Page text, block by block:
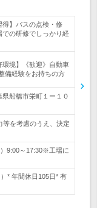
得】バスの点検・修
の研修でしっかり経
環境】《歓迎》自動車
備経験をお持ちの方
船橋市栄町１ー１０
を考慮のうえ、決定
9:00～17:30※工場に
* 年間休日105日* 有